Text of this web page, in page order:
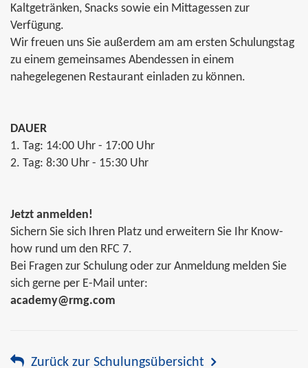
Kaltgetränken, Snacks sowie ein Mittagessen zur
Verfügung.
Wir freuen uns Sie außerdem am am ersten Schulungstag
zu einem gemeinsames Abendessen in einem
nahegelegenen Restaurant einladen zu können.
DAUER
1. Tag: 14:00 Uhr - 17:00 Uhr
2. Tag: 8:30 Uhr - 15:30 Uhr
Jetzt anmelden!
Sichern Sie sich Ihren Platz und erweitern Sie Ihr Know-
how rund um den RFC 7.
Bei Fragen zur Schulung oder zur Anmeldung melden Sie
sich gerne per E-Mail unter:
academy@rmg.com
Zurück zur Schulungsübersicht